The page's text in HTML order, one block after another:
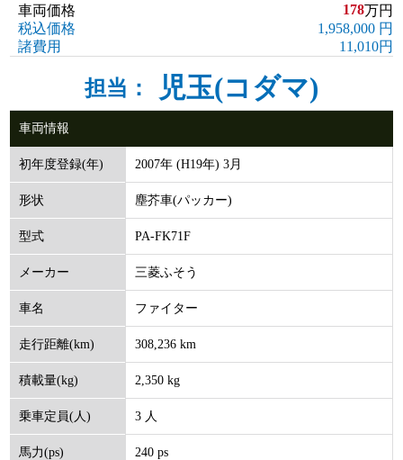
車両価格 178万円
税込価格
1,958,000 円
諸費用
11,010円
担当： 児玉(コダマ)
車両情報
初年度登録(年) 2007年 (H19年) 3月
形状 塵芥車(パッカー)
型式 PA-FK71F
メーカー 三菱ふそう
車名 ファイター
走行距離(km) 308,236 km
積載量(kg) 2,350 kg
乗車定員(人) 3 人
馬力(ps) 240 ps